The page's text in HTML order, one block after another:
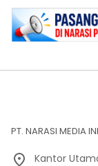
PT. NARASI MEDIA
Kantor